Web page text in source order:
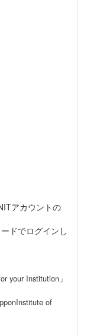
アカウントの
ドでログインし
your Institution 」
of